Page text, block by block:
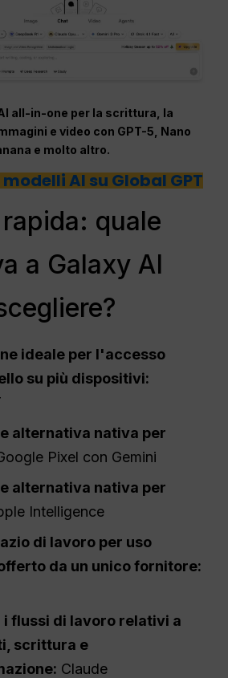
all-in-one per la scrittura, la
e video con GPT-5, Nano
e molto altro.
AI su Global GPT
quale
a Galaxy AI
ideale per l'accesso
su più dispositivi:
alternativa nativa per
Pixel con Gemini
alternativa nativa per
Intelligence
di lavoro per uso
da un unico fornitore:
i flussi di lavoro relativi a
scrittura e
Claude